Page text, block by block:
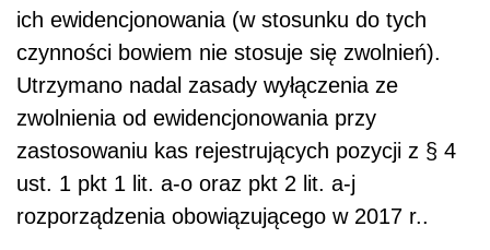
ich ewidencjonowania (w stosunku do tych
czynności bowiem nie stosuje się zwolnień).
Utrzymano nadal zasady wyłączenia ze
zwolnienia od ewidencjonowania przy
zastosowaniu kas rejestrujących pozycji z § 4
ust. 1 pkt 1 lit. a-o oraz pkt 2 lit. a-j
rozporządzenia obowiązującego w 2017 r..